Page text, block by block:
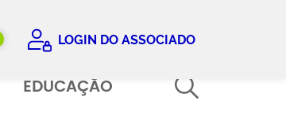
LOGIN DO ASSOCIADO
EDUCAÇÃO